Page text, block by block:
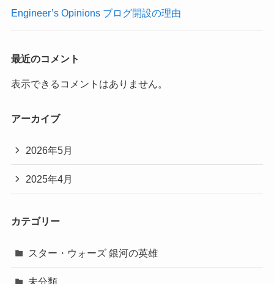
Engineer’s Opinions ブログ開設の理由
最近のコメント
表示できるコメントはありません。
アーカイブ
2026年5月
2025年4月
カテゴリー
スター・ウォーズ 銀河の英雄
未分類